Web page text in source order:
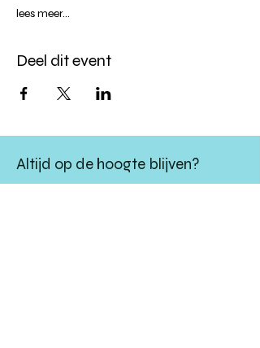
lees meer...
Deel dit event
Altijd op de hoogte blijven?